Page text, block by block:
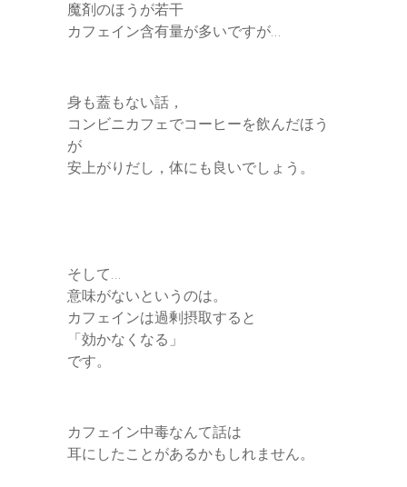
魔剤のほうが若干
カフェイン含有量が多いですが…
身も蓋もない話，
コンビニカフェでコーヒーを飲んだほう
が
安上がりだし，体にも良いでしょう。
そして…
意味がないというのは。
カフェインは過剰摂取すると
「効かなくなる」
です。
カフェイン中毒なんて話は
耳にしたことがあるかもしれません。